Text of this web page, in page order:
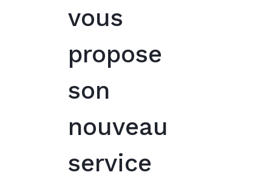
vous
propose
son
nouveau
service